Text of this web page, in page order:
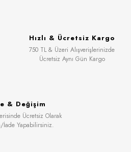
Hızlı & Ücretsiz Kargo
750 TL & Üzeri Alışverişlerinizde
Ücretsiz Aynı Gün Kargo
& Değişim
Ücretsiz Olarak
İade Yapabilirsiniz.